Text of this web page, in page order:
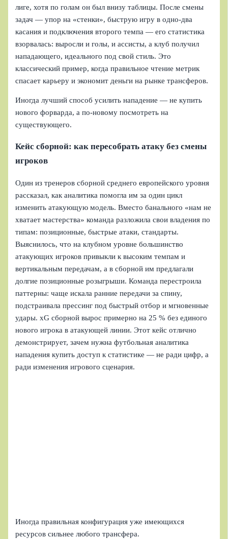
лиге, хотя по голам он был внизу таблицы. После смены
задач — упор на «стенки», быструю игру в одно-два
касания и подключения второго темпа — его статистика
взорвалась: выросли и голы, и ассисты, а клуб получил
нападающего, идеального под свой стиль. Это
классический пример, когда правильное чтение метрик
спасает карьеру и экономит деньги на рынке трансферов.
Иногда лучший способ усилить нападение — не купить
нового форварда, а по‑новому посмотреть на
существующего.
Кейс сборной: как пересобрать атаку без смены
игроков
Один из тренеров сборной среднего европейского уровня
рассказал, как аналитика помогла им за один цикл
изменить атакующую модель. Вместо банального «нам не
хватает мастерства» команда разложила свои владения по
типам: позиционные, быстрые атаки, стандарты.
Выяснилось, что на клубном уровне большинство
атакующих игроков привыкли к высоким темпам и
вертикальным передачам, а в сборной им предлагали
долгие позиционные розыгрыши. Команда перестроила
паттерны: чаще искала ранние передачи за спину,
подстраивала прессинг под быстрый отбор и мгновенные
удары. xG сборной вырос примерно на 25 % без единого
нового игрока в атакующей линии. Этот кейс отлично
демонстрирует, зачем нужна футбольная аналитика
нападения купить доступ к статистике — не ради цифр, а
ради изменения игрового сценария.
Иногда правильная конфигурация уже имеющихся
ресурсов сильнее любого трансфера.